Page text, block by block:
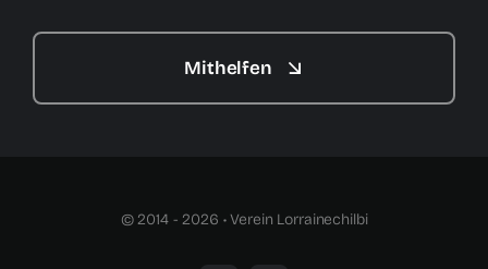
Mithelfen
© 2014 - 2026 • Verein Lorrainechilbi